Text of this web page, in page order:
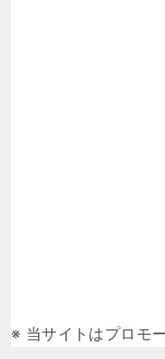
※ 当サイトはプロモ